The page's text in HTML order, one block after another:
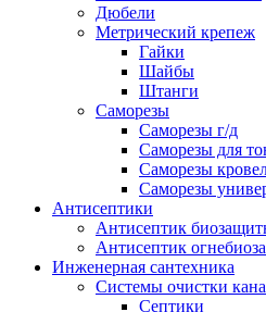
Дюбели
Метрический крепеж
Гайки
Шайбы
Штанги
Саморезы
Саморезы г/д
Саморезы для
Саморезы
Саморезы
Антисептики
Антисептик
Антисептик
Инженерная сантехника
Системы очистки
Септики